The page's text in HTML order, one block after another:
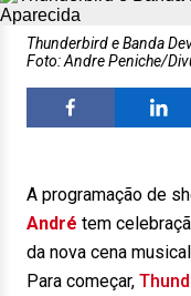
Thunderbird e Banda
Foto: Andre Peniche/
A programação de
André tem
da nova cena
Para começar,